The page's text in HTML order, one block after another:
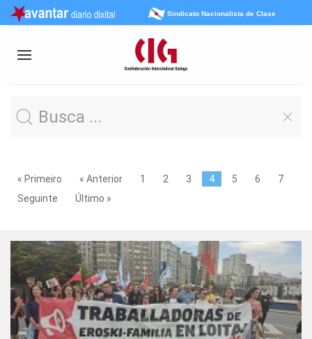
Sindicato Nacionalista de Clase
« Primeiro « Anterior 1 2 3 4 5 6
7
Seguinte
Último »